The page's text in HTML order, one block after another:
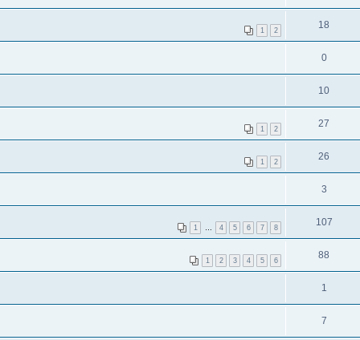
1 2 18
0
10
1 2 27
1 2 26
3
1 4 5 6 7 8 107
1 2 3 4 5 6 88
1
7